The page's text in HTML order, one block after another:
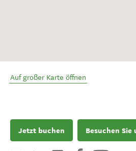
Auf großer Karte öffnen
Jetzt buchen Besuchen Sie